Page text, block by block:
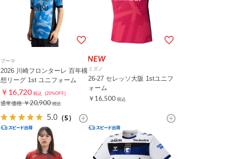
プーマ
2026 川崎フロンターレ 百年構
想リーグ 1st ユニフォーム
￥16,720 税込 (20%OFF)
通常価格￥20,900 税込
5.0 （5）
ミズノ
26-27 セレッソ大阪 1stユニフ
ォーム
￥16,500 税込